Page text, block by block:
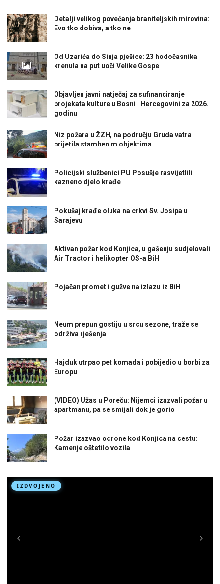
Detalji velikog povećanja braniteljskih mirovina:
Evo tko dobiva, a tko ne
Od Uzarića do Sinja pješice: 23 hodočasnika
krenula na put uoči Velike Gospe
Objavljen javni natječaj za sufinanciranje
projekata kulture u Bosni i Hercegovini za 2026.
godinu
Niz požara u ŽZH, na području Gruda vatra
prijetila stambenim objektima
Policijski službenici PU Posušje rasvijetlili
kazneno djelo krađe
Pokušaj krađe oluka na crkvi Sv. Josipa u
Sarajevu
Aktivan požar kod Konjica, u gašenju sudjelovali
Air Tractor i helikopter OS-a BiH
Pojačan promet i gužve na izlazu iz BiH
Neum prepun gostiju u srcu sezone, traže se
održiva rješenja
Hajduk utrpao pet komada i pobijedio u borbi za
Europu
(VIDEO) Užas u Poreču: Nijemci izazvali požar u
apartmanu, pa se smijali dok je gorio
Požar izazvao odrone kod Konjica na cestu:
Kamenje oštetilo vozila